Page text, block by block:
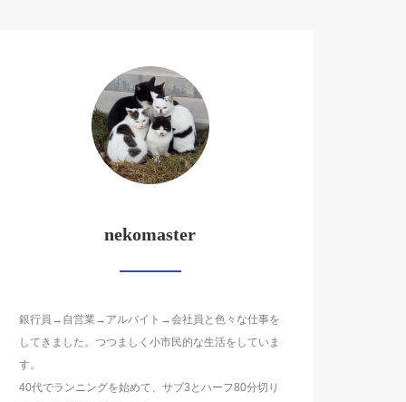
nekomaster
銀行員→自営業→アルバイト→会社員と色々な仕事を
してきました。つつましく小市民的な生活をしていま
す。
40代でランニングを始めて、サブ3とハーフ80分切り